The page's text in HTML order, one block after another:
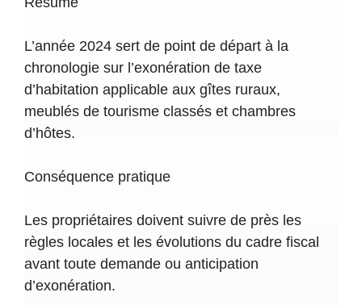
Voir le détail →
DéclarationDéclaration annuelle 2026
Avant la bascule de 2027, il est essentiel
relatives au bien : usage, classement, label
et caractéristiques d’exploitation.
L’année 2024 sert de point de départ à la
chronologie sur l’exonération de taxe
d’habitation applicable aux gîtes ruraux,
meublés de tourisme classés et chambres
d’hôtes.
Conséquence pratique
Les propriétaires doivent suivre de près les
règles locales et les évolutions du cadre fiscal
avant toute demande ou anticipation
d’exonération.